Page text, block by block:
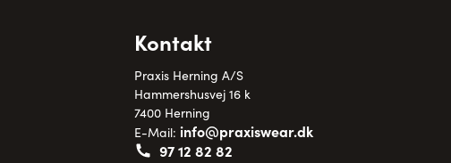
Kontakt
Praxis Herning A/S
Hammershusvej 16 k
7400 Herning
E-Mail: info@praxiswear.dk
97 12 82 82